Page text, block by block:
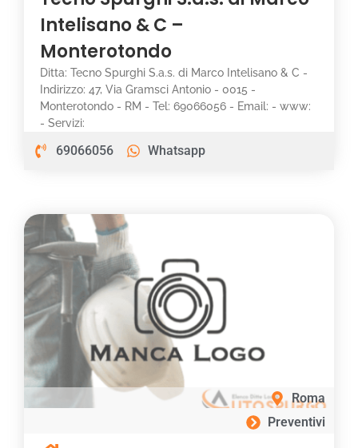
Intelisano & C –
Monterotondo
Ditta: Tecno Spurghi S.a.s. di Marco Intelisano & C -
Indirizzo: 47, Via Gramsci Antonio - 0015 -
Monterotondo - RM - Tel: 69066056 - Email: - www:
- Servizi:
69066056 Whatsapp
Roma
Preventivi